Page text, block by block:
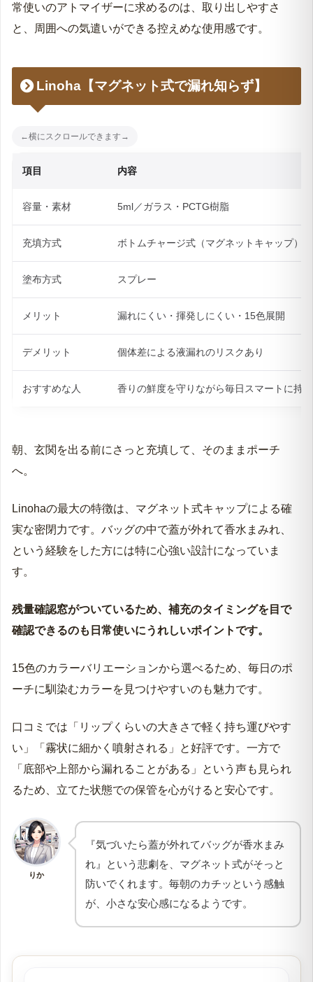
常使いのアトマイザーに求めるのは、取り出しやすさ
と、周囲への気遣いができる控えめな使用感です。
Linoha【マグネット式で漏れ知らず】
項目 内容
容量・素材 5ml／ガラス・PCTG樹脂
充填方式 ボトムチャージ式（マグネットキャップ）
塗布方式 スプレー
メリット 漏れにくい・揮発しにくい・15色展開
デメリット 個体差による液漏れのリスクあり
おすすめな人 香りの鮮度を守りながら毎日スマートに持
朝、玄関を出る前にさっと充填して、そのままポーチ
へ。
Linohaの最大の特徴は、マグネット式キャップによる確
実な密閉力です。バッグの中で蓋が外れて香水まみれ、
という経験をした方には特に心強い設計になっていま
す。
残量確認窓がついているため、補充のタイミングを目で
確認できるのも日常使いにうれしいポイントです。
15色のカラーバリエーションから選べるため、毎日のポ
ーチに馴染むカラーを見つけやすいのも魅力です。
口コミでは「リップくらいの大きさで軽く持ち運びやす
い」「霧状に細かく噴射される」と好評です。一方で
「底部や上部から漏れることがある」という声も見られ
るため、立てた状態での保管を心がけると安心です。
りか
『気づいたら蓋が外れてバッグが香水まみ
れ』という悲劇を、マグネット式がそっと
防いでくれます。毎朝のカチッという感触
が、小さな安心感になるようです。